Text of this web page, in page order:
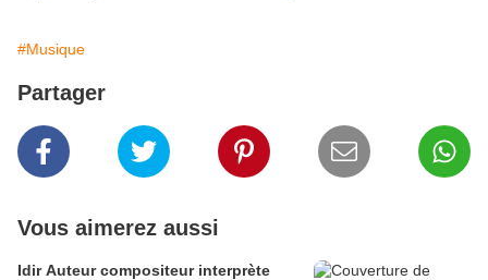
#Musique
Partager
Vous aimerez aussi
Idir Auteur compositeur interprète